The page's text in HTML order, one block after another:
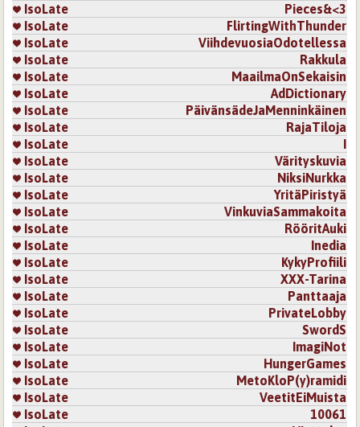
IsoLate
Pieces&<3
IsoLate
FlirtingWithThunder
IsoLate
ViihdevuosiaOdotellessa
IsoLate
Rakkula
IsoLate
MaailmaOnSekaisin
IsoLate
AdDictionary
IsoLate
PäivänsädeJaMenninkäinen
IsoLate
RajaTiloja
IsoLate
I
IsoLate
Värityskuvia
IsoLate
NiksiNurkka
IsoLate
YritäPiristyä
IsoLate
VinkuviaSammakoita
IsoLate
RööritAuki
IsoLate
Inedia
IsoLate
KykyProfiili
IsoLate
XXX-Tarina
IsoLate
Panttaaja
IsoLate
PrivateLobby
IsoLate
SwordS
IsoLate
ImagiNot
IsoLate
HungerGames
IsoLate
MetoKloP(y)ramidi
IsoLate
VeetitEiMuista
IsoLate
10061